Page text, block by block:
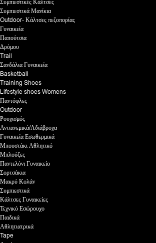
Συμπιεστικές Κάλτσες
Συμπιεστικά Μανίκια
Outdoor- Κάλτσες πεζοπορίας
Γυναικεία
Παπούτσια
Δρόμου
Trail
Σανδάλια Γυναικεία
Basketball
Training Shoes
Lifestyle shoes Womens
Παντόφλες
Outdoor
Ρουχισμός
Αντιανεμικά/Αδιάβροχα
Γυναικεία Εσωθερμικά
Μπουστάκι Αθλητικό
Μπλούζες
Παντελόνι Γυναικείο
Σορτσάκια
Μακρύ Κολάν
Συμπιεστικά
Κάλτσες Γυναικείες
Τεχνικό Εσώρουχο
Παιδικά
Αθλητιατρικά
Tape